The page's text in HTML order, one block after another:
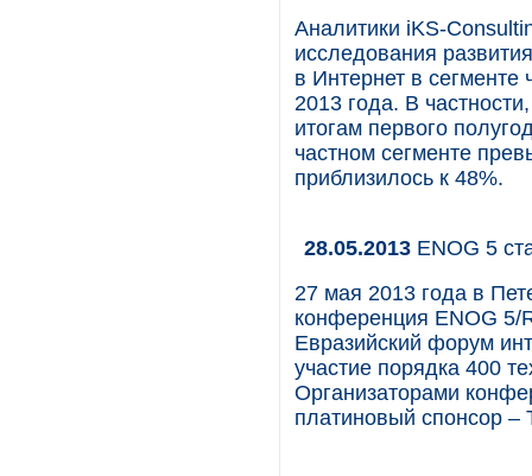
Аналитики iKS-
исследования
в Интернет в сегменте
2013 года. В
итогам первого
частном сегменте
приблизилось к 48%.
28.05.2013 ENOG 5
27 мая 2013 года в
конференция ENOG 5/
Евразийский форум
участие порядка 400
Организаторами
платиновый спонсор –